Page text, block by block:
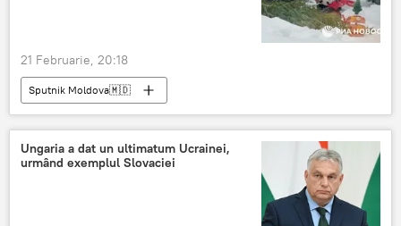
21 Februarie, 20:18
Sputnik Moldova🇲🇩
Ungaria a dat un ultimatum Ucrainei,
urmând exemplul Slovaciei